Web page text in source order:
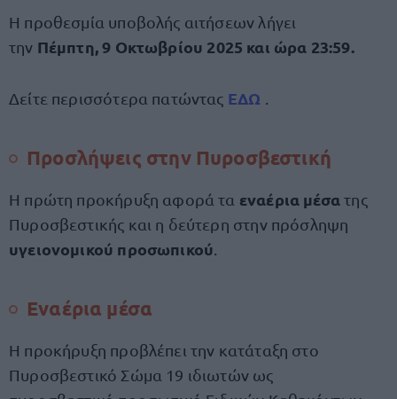
Η προθεσμία υποβολής αιτήσεων λήγει
την Πέμπτη, 9 Οκτωβρίου 2025 και ώρα 23:59.
Δείτε περισσότερα πατώντας ΕΔΩ
Προσλήψεις στην Πυροσβεστική
Η πρώτη προκήρυξη αφορά τα εναέρια μέσατης
Πυροσβεστικής και η δεύτερη στην πρόσληψη
υγειονομικού προσωπικού
Εναέρια μέσα
Η προκήρυξη προβλέπει την κατάταξη στο
Πυροσβεστικό Σώμα 19 ιδιωτών ως